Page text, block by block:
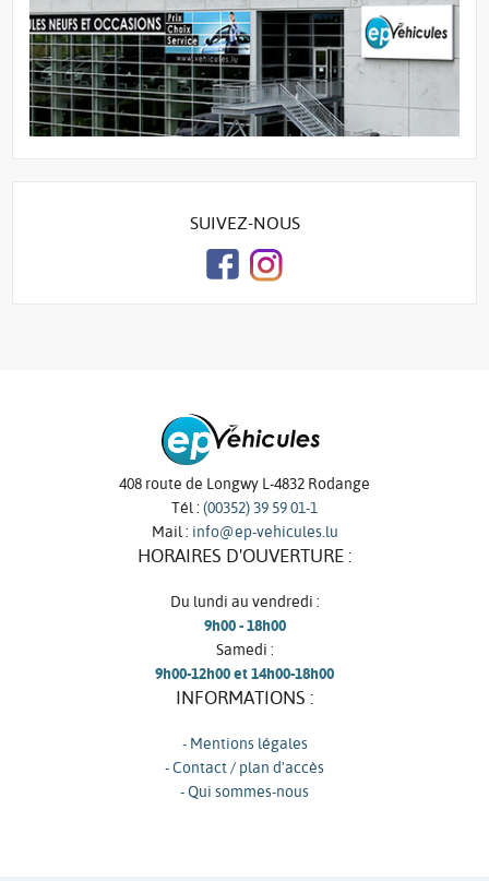
SUIVEZ-NOUS
408 route de Longwy L-4832 Rodange
Tél : (00352) 39 59 01-1
Mail : info@ep-vehicules.lu
HORAIRES D'OUVERTURE :
Du lundi au vendredi :
9h00 - 18h00
Samedi :
9h00-12h00 et 14h00-18h00
INFORMATIONS :
- Mentions légales
- Contact / plan d'accès
- Qui sommes-nous